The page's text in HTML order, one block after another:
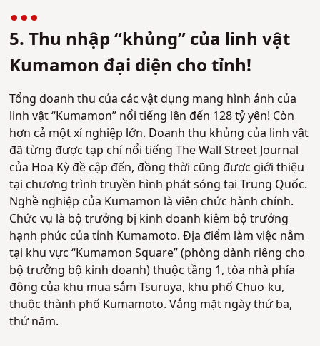
5. Thu nhập “khủng” của linh vật
Kumamon đại diện cho tỉnh!
Tổng doanh thu của các vật dụng mang hình ảnh của
linh vật “Kumamon” nổi tiếng lên đến 128 tỷ yên! Còn
hơn cả một xí nghiệp lớn. Doanh thu khủng của linh vật
đã từng được tạp chí nổi tiếng The Wall Street Journal
của Hoa Kỳ đề cập đến, đồng thời cũng được giới thiệu
tại chương trình truyền hình phát sóng tại Trung Quốc.
Nghề nghiệp của Kumamon là viên chức hành chính.
Chức vụ là bộ trưởng bị kinh doanh kiêm bộ trưởng
hạnh phúc của tỉnh Kumamoto. Địa điểm làm việc nằm
tại khu vực “Kumamon Square” (phòng dành riêng cho
bộ trưởng bộ kinh doanh) thuộc tầng 1, tòa nhà phía
đông của khu mua sắm Tsuruya, khu phố Chuo-ku,
thuộc thành phố Kumamoto. Vắng mặt ngày thứ ba,
thứ năm.